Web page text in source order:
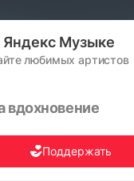
Музыке
любимых артистов
вдохновение
Поддержать